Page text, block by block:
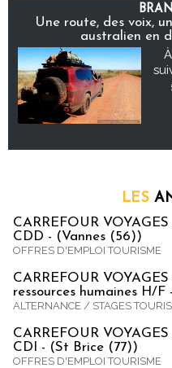
Une route, des voix,
australien en
LES
CARREFOUR
CDD - (Vannes (56))
OFFRES D'EMPLOI TOURISME
CARREFOUR
ressources humaines H/
ALTERNANCE / STAGES
CARREFOUR
CDI - (St Brice (77))
OFFRES D'EMPLOI TOURISME